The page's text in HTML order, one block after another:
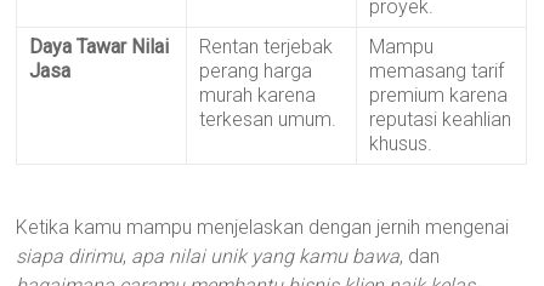
proyek.
Daya Tawar Nilai
Jasa
Rentan terjebak
perang harga
murah karena
terkesan umum.
Mampu
memasang tarif
premium karena
reputasi keahlian
khusus.
Ketika kamu mampu menjelaskan dengan jernih mengenai
siapa dirimu, apa nilai unik yang kamu bawa, dan